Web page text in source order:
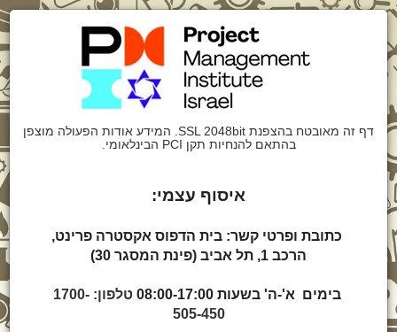
דף זה מאובטח בהצפנת SSL 2048bit. המידע אודות הפעולה מוצפן
בהתאם להנחיות תקן PCI הבינלאומי.
איסוף עצמי:
כתובת ופרטי קשר: בית הדפוס אקסטרה פרינט,
הרכב 1, תל אביב (פינת המסגר 30)
בימים א'-ה' בשעות 08:00-17:00
טלפון: 1700-
505-450